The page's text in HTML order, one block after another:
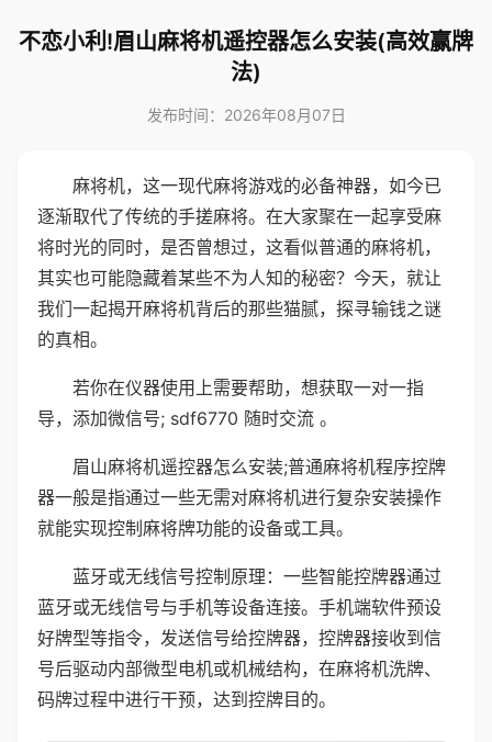
不恋小利!眉山麻将机遥控器怎么安装(高效赢牌
法)
发布时间：2026年08月07日
麻将机，这一现代麻将游戏的必备神器，如今已
逐渐取代了传统的手搓麻将。在大家聚在一起享受麻
将时光的同时，是否曾想过，这看似普通的麻将机，
其实也可能隐藏着某些不为人知的秘密？今天，就让
我们一起揭开麻将机背后的那些猫腻，探寻输钱之谜
的真相。
若你在仪器使用上需要帮助，想获取一对一指
导，添加微信号; sdf6770 随时交流 。
眉山麻将机遥控器怎么安装;普通麻将机程序控牌
器一般是指通过一些无需对麻将机进行复杂安装操作
就能实现控制麻将牌功能的设备或工具。
蓝牙或无线信号控制原理：一些智能控牌器通过
蓝牙或无线信号与手机等设备连接。手机端软件预设
好牌型等指令，发送信号给控牌器，控牌器接收到信
号后驱动内部微型电机或机械结构，在麻将机洗牌、
码牌过程中进行干预，达到控牌目的。